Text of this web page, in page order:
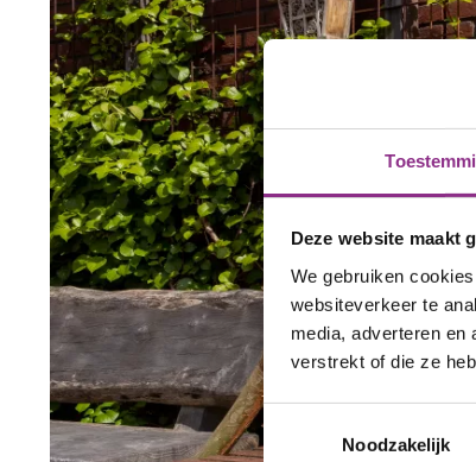
Deze website maakt
We gebruiken
websiteverkeer te
media, adverteren en
verstrekt of die ze
Noodzakelijk